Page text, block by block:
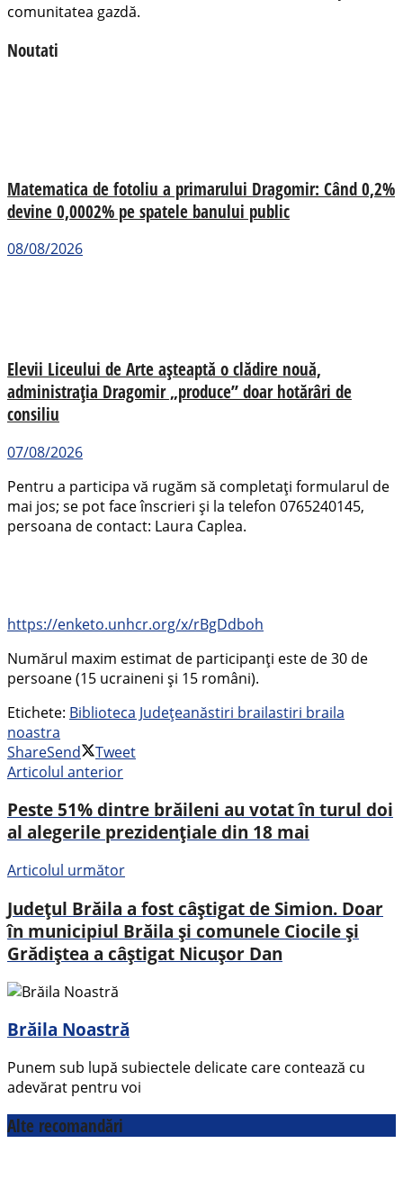
comunitatea gazdă.
Noutati
Matematica de fotoliu a primarului Dragomir: Când 0,2%
devine 0,0002% pe spatele banului public
08/08/2026
Elevii Liceului de Arte așteaptă o clădire nouă,
administrația Dragomir „produce” doar hotărâri de
consiliu
07/08/2026
Pentru a participa vă rugăm să completați formularul de
mai jos; se pot face înscrieri și la telefon 0765240145,
persoana de contact: Laura Caplea.
https://enketo.unhcr.org/x/rBgDdboh
Numărul maxim estimat de participanți este de 30 de
persoane (15 ucraineni și 15 români).
Etichete: Biblioteca Județeanăstiri brailastiri braila
noastra
ShareSend
Tweet
Articolul anterior
Peste 51% dintre brăileni au votat în turul doi
al alegerile prezidențiale din 18 mai
Articolul următor
Județul Brăila a fost câștigat de Simion. Doar
în municipiul Brăila și comunele Ciocile și
Grădiștea a câștigat Nicușor Dan
Brăila Noastră
Punem sub lupă subiectele delicate care contează cu
adevărat pentru voi
Alte recomandări